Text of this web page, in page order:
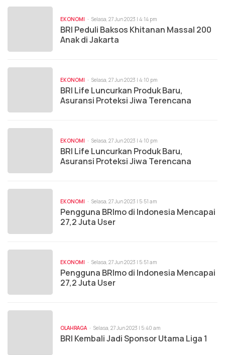
EKONOMI Selasa, 27 Jun 2023 | 4:14 pm
BRI Peduli Baksos Khitanan Massal 200
Anak di Jakarta
EKONOMI Selasa, 27 Jun 2023 | 4:10 pm
BRI Life Luncurkan Produk Baru,
Asuransi Proteksi Jiwa Terencana
EKONOMI Selasa, 27 Jun 2023 | 4:10 pm
BRI Life Luncurkan Produk Baru,
Asuransi Proteksi Jiwa Terencana
EKONOMI Selasa, 27 Jun 2023 | 5:51 am
Pengguna BRImo di Indonesia Mencapai
27,2 Juta User
EKONOMI Selasa, 27 Jun 2023 | 5:51 am
Pengguna BRImo di Indonesia Mencapai
27,2 Juta User
OLAHRAGA Selasa, 27 Jun 2023 | 5:40 am
BRI Kembali Jadi Sponsor Utama Liga 1